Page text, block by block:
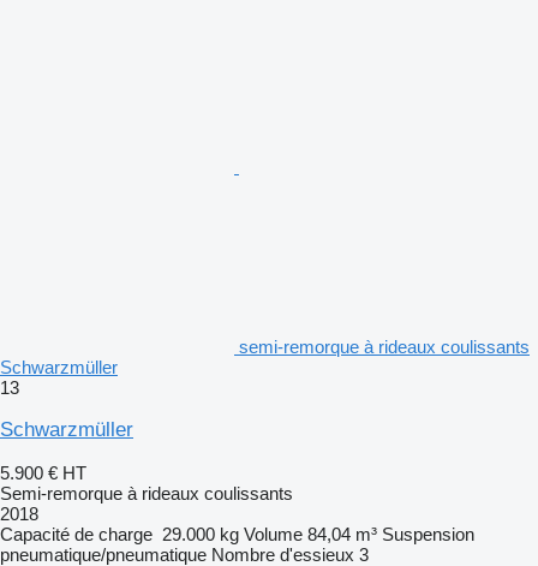
semi-remorque à rideaux coulissants
Schwarzmüller
13
Schwarzmüller
5.900 € HT
Semi-remorque à rideaux coulissants
2018
Capacité de charge 29.000 kg Volume 84,04 m³ Suspension
pneumatique/pneumatique Nombre d'essieux 3